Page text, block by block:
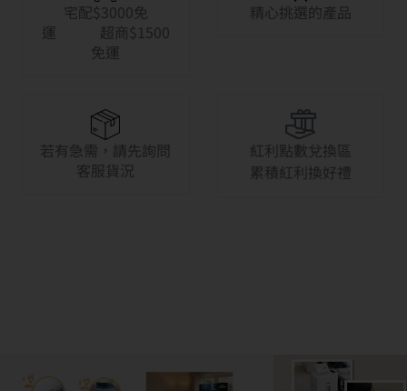
宅配$3000免
運 超商$1500
免運
精心挑選的產品
若有急需，請先詢問
客服貨況
紅利點數兌換區
累積紅利換好禮